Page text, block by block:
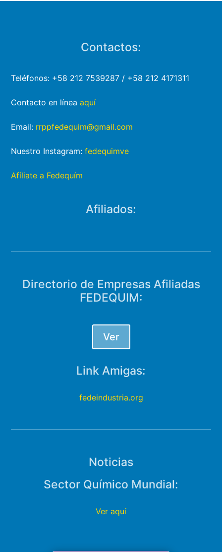
Contactos:
Teléfonos: +58 212 7539287 / +58 212 4171311
Contacto en líneaaquí
Email: rrppfedequim@gmail.com
Nuestro Instagram:fedequimve
Afíliate a Fedequím
Afiliados:
Directorio de Empresas Afiliadas
FEDEQUIM:
Ver
Link Amigas:
fedeindustria.org
Noticias
Sector Químico Mundial:
Ver aquí